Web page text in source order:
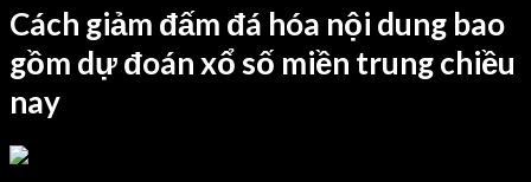
Cách giảm đấm đá hóa nội dung bao
gồm dự đoán xổ số miền trung chiều
nay